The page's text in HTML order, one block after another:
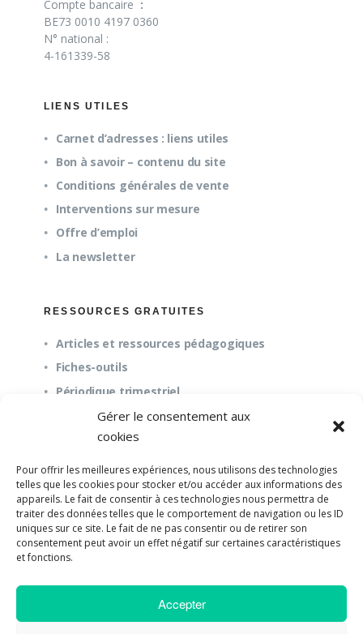
Gérer le consentement aux
cookies
Pour offrir les meilleures expériences, nous utilisons des technologies
telles que les cookies pour stocker et/ou accéder aux informations des
appareils. Le fait de consentir à ces technologies nous permettra de
traiter des données telles que le comportement de navigation ou les ID
uniques sur ce site. Le fait de ne pas consentir ou de retirer son
consentement peut avoir un effet négatif sur certaines caractéristiques
et fonctions.
Accepter
Compte bancaire :
BE73 0010 4197 0360
N° national :
4-161339-58
LIENS UTILES
Carnet d’adresses : liens utiles
Bon à savoir – contenu du site
Conditions générales de vente
Interventions sur mesure
Offre d’emploi
La newsletter
RESSOURCES GRATUITES
Articles et ressources pédagogiques
Fiches-outils
Périodique trimestriel
À propos
Questions fréquentes (FAQ)
Mission et pédagogie
©2018-2023 Université de Paix |